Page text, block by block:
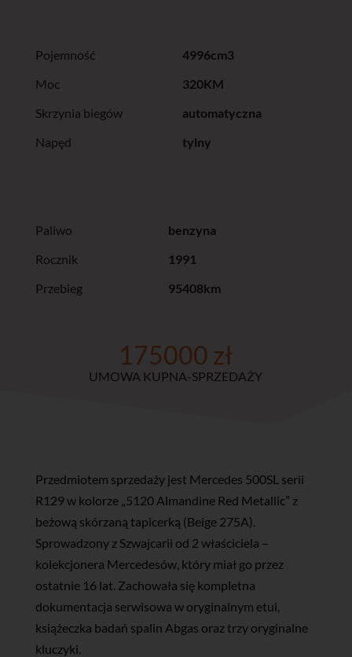
Pojemność
4996cm3
Moc
320KM
Skrzynia biegów
automatyczna
Napęd
tylny
Paliwo
benzyna
Rocznik
1991
Przebieg
95408km
175000 zł
UMOWA KUPNA-SPRZEDAŻY
Przedmiotem sprzedaży jest Mercedes 500SL serii
R129 w kolorze „5120 Almandine Red Metallic” z
beżową skórzaną tapicerką (Beige 275A).
Sprowadzony z Szwajcarii od 2 właściciela –
kolekcjonera Mercedesów, który miał go przez
ostatnie 16 lat. Zachowała się kompletna
dokumentacja serwisowa w oryginalnym etui,
książeczka badań spalin Abgas oraz trzy oryginalne
kluczyki.